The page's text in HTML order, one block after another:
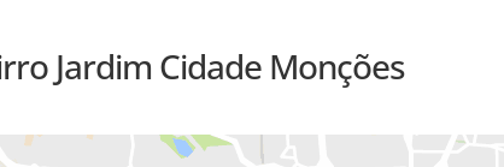
Jardim Cidade Monções